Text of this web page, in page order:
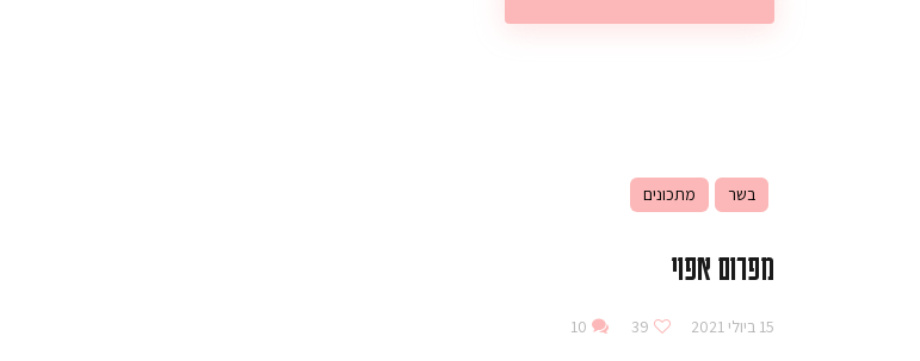
בשר מתכונים
מפרום אפוי
15 ביולי 2021 39
10